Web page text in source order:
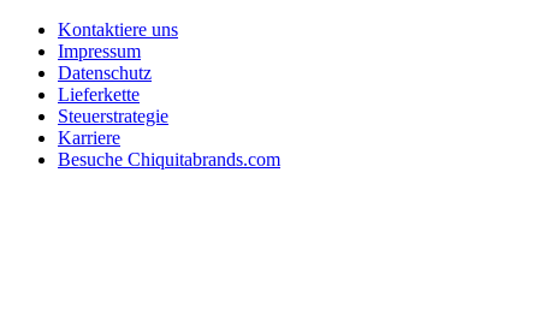
Kontaktiere uns
Impressum
Datenschutz
Lieferkette
Steuerstrategie
Karriere
Besuche Chiquitabrands.com